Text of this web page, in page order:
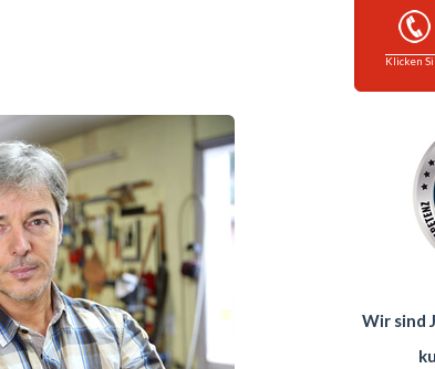
Klicken
Wir sind